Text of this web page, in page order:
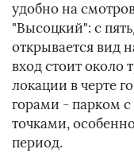
удобно на
"Высоцкий": с
открывается вид
вход стоит около
локации в черте
горами - парком
точками,
период.